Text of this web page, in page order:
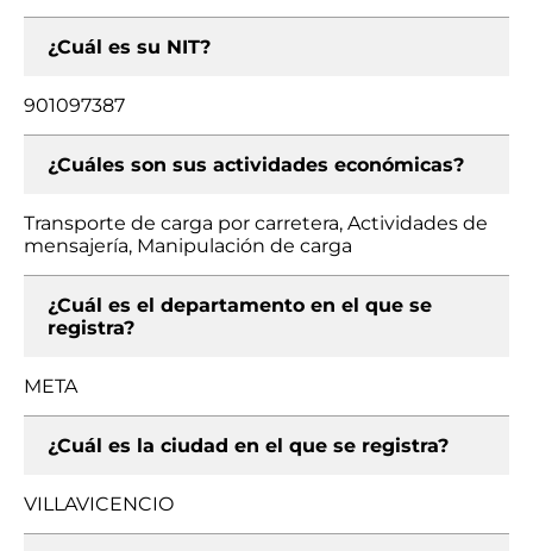
¿Cuál es su NIT?
901097387
¿Cuáles son sus actividades económicas?
Transporte de carga por carretera, Actividades de
mensajería, Manipulación de carga
¿Cuál es el departamento en el que se
registra?
META
¿Cuál es la ciudad en el que se registra?
VILLAVICENCIO